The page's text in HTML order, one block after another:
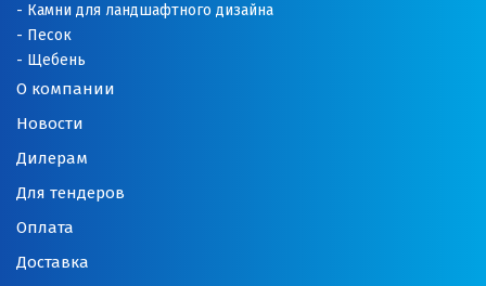
Оренбург
Орехово-Зуево
П
Пенза
Первоуральск
О компании
Новости
Дилерам
Для тендеров
Оплата
Доставка
Камни для ландшафтного дизайна
Песок
Щебень